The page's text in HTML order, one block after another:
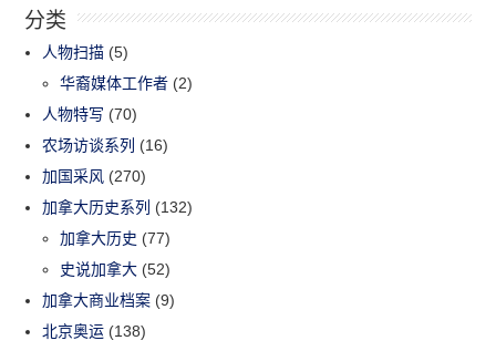
分类
人物扫描 (5)
华裔媒体工作者 (2)
人物特写 (70)
农场访谈系列 (16)
加国采风 (270)
加拿大历史系列 (132)
加拿大历史 (77)
史说加拿大 (52)
加拿大商业档案 (9)
北京奥运 (138)